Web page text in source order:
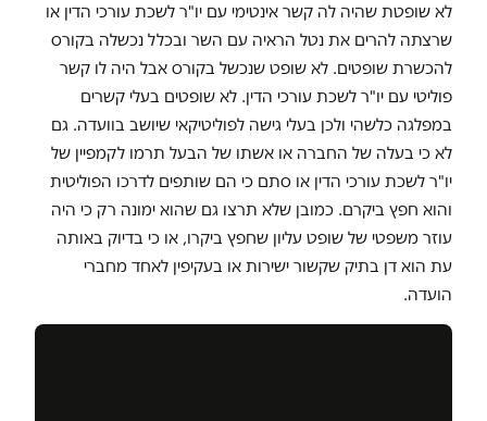
לא שופטת שהיה לה קשר אינטימי עם יו"ר לשכת עורכי הדין או
שרצתה להרים את נטל הראיה עם השר ובכלל נכשלה בקורס
להכשרת שופטים. לא שופט שנכשל בקורס אבל היה לו קשר
פוליטי עם יו"ר לשכת עורכי הדין. לא שופטים בעלי קשרים
במפלגה כלשהי ולכן בעלי גישה לפוליטיקאי שיושב בוועדה. גם
לא כי בעלה של החברה או אשתו של הבעל תרמו לקמפיין של
יו"ר לשכת עורכי הדין או סתם כי הם שותפים לדרכו הפוליטית
והוא חפץ ביקרם. כמובן שלא תרצו גם שהוא ימונה רק כי היה
עוזר משפטי של שופט עליון שחפץ ביקרו, או כי בדיוק באותה
עת הוא דן בתיק שקשור ישירות או בעקיפין לאחד מחברי
הועדה.